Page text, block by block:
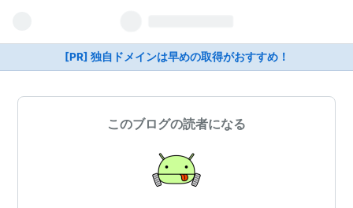
[PR] 独自ドメインは早めの取得がおすすめ！
このブログの読者になる